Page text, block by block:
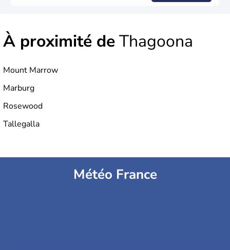
À proximité deThagoona
Mount Marrow
Marburg
Rosewood
Tallegalla
Météo France